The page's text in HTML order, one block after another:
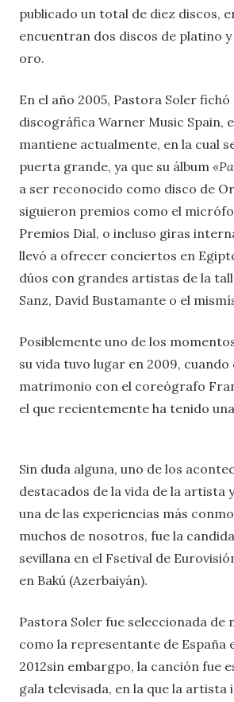
publicado un total de diez discos,
encuentran dos discos de platino
oro.
En el año 2005, Pastora Soler fichó
discográfica Warner Music Spain,
mantiene actualmente, en la cual
puerta grande, ya que su álbum
a ser reconocido como disco de
siguieron premios como el
Premios Dial, o incluso giras
llevó a ofrecer conciertos en
dúos con grandes artistas de la
Sanz, David Bustamante o el
Posiblemente uno de los
su vida tuvo lugar en 2009,
matrimonio con el coreógrafo
el que recientemente ha tenido
Sin duda alguna, uno de los
destacados de la vida de la artista
una de las experiencias más
muchos de nosotros, fue la
sevillana en el Fsetival de
en Bakú (Azerbaiyán).
Pastora Soler fue seleccionada de
como la representante de España
2012sin embargpo, la canción fue
gala televisada, en la que la